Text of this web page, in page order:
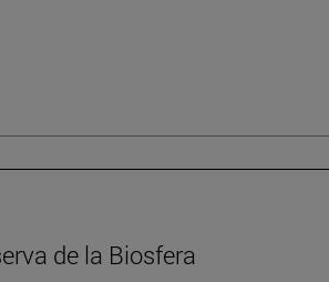
de la Biosfera